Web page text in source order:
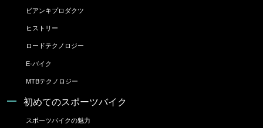
ビアンキプロダクツ
ヒストリー
ロードテクノロジー
E-バイク
MTBテクノロジー
初めてのスポーツバイク
スポーツバイクの魅力